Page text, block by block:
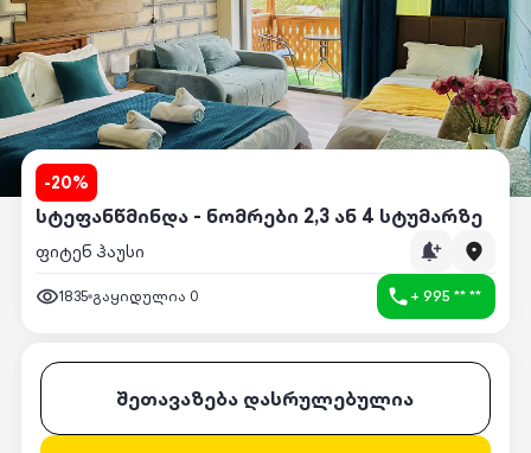
-20%
სტეფანწმინდა - ნომრები 2,3 ან 4 სტუმარზე
ფიტენ ჰაუსი
1835 გაყიდულია 0 + 995 ** **
შეთავაზება დასრულებულია